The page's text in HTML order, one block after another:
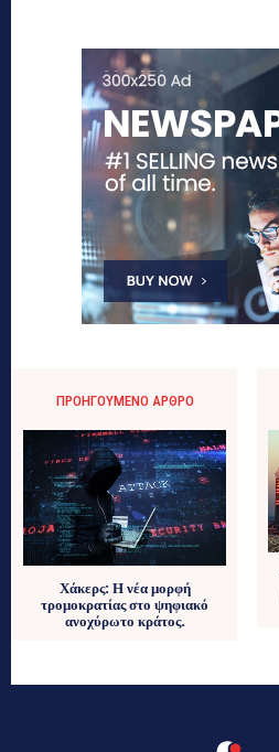
ΠΡΟΗΓΟΎΜΕΝΟ ΆΡΘΡΟ
Χάκερς: Η νέα μορφή
τρομοκρατίας στο ψηφιακό
ανοχύρωτο κράτος.